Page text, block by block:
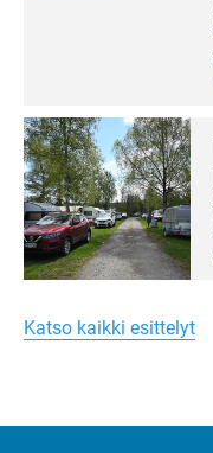
huomioivaa
yhteisöllisyyttä
Lue
Leirintäoppaan
artikkeli:
Merellinen
Turun
liepeillä
Katso kaikki esittelyt